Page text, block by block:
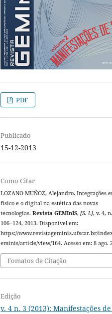
PDF
Publicado
15-12-2013
Como Citar
LOZANO MUÑOZ, Alejandro. Integrações
físico e o digital na estética das novas
tecnologias.Revista GEMInIS,[S. l.], v. 4,
106–124, 2013. Disponível em:
https://www.revistageminis.ufscar.br/
eminis/article/view/164. Acesso em: 8 ago.
Fomatos de Citação
Edição
v. 4 n. 3 (2013): Manifestações